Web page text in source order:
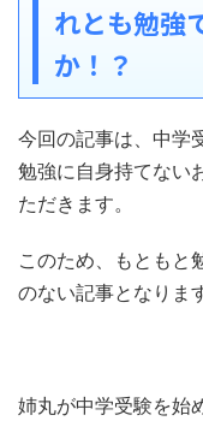
れとも勉強
か！？
今回の記事は、中学
勉強に自身持てない
ただきます。
このため、もともと
のない記事となりま
姉丸が中学受験を始